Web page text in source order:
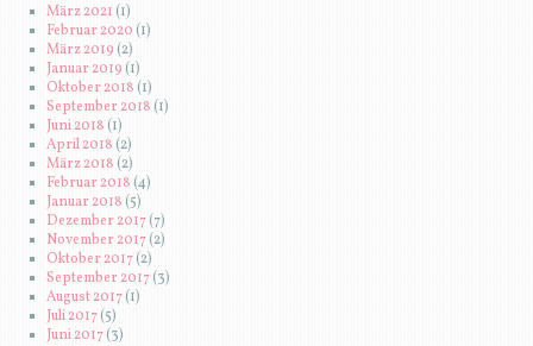
März 2021(1)
Februar 2020 (1)
März 2019 (2)
Januar 2019 (1)
Oktober 2018(1)
September 2018 (1)
Juni 2018 (1)
April 2018(2)
März 2018 (2)
Februar 2018(4)
Januar 2018 (5)
Dezember 2017(7)
November 2017(2)
Oktober 2017(2)
September 2017(3)
August 2017(1)
Juli 2017(5)
Juni 2017(3)